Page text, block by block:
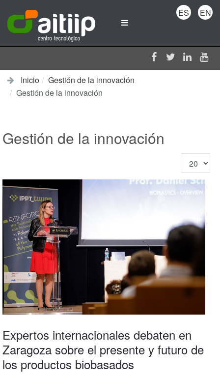
Inicio
Gestión de la innovación
Gestión de la innovación
Gestión de la innovación
Cantidad
a
mostrar
Expertos internacionales debaten en
Zaragoza sobre el presente y futuro de
los productos biobasados
ES EN